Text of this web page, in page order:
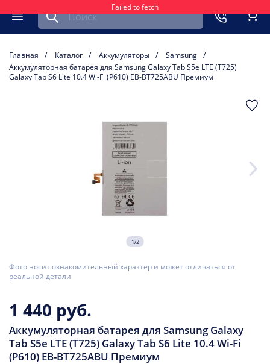
Failed to fetch
Меню
Найти запчасть для мобильного устройства
Главная Каталог Аккумуляторы
Samsung
Аккумуляторная батарея для Samsung Galaxy Tab S5e LTE (T725)
Galaxy Tab S6 Lite 10.4 Wi-Fi (P610) EB-BT725ABU Премиум
1/2
Фото носит ознакомительный характер и может отличаться от
реальной детали
1 440 руб.
Аккумуляторная батарея для Samsung Galaxy
Tab S5e LTE (T725) Galaxy Tab S6 Lite 10.4 Wi-Fi
(P610) EB-BT725ABU Премиум